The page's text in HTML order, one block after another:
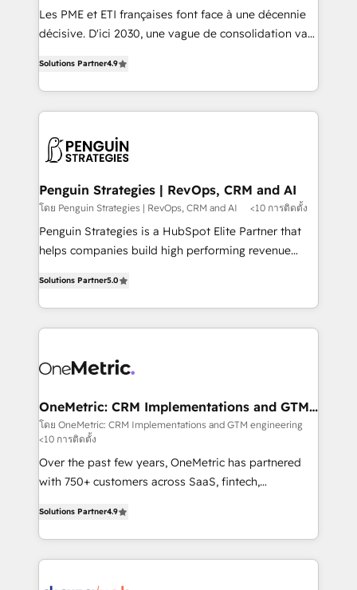
custom development, and extensibility. When you
work with Aptitude 8, you get a team – not an
development, and project management. We have
100% US-based, FTE team members. We offer
migrations from other platforms, systems
integration, extensibility, custom development, and
Les PME et ETI françaises font face à une décennie
décisive. D'ici 2030, une vague de consolidation va
entreprises qui auront réussi leur transformation. Le
problème ? 58% des dirigeants savent que l'IA est
vitale pour leur survie. Mais 57% n'ont aucune
données. C'est le paradoxe français : conscience
Augmentée. Ce n'est pas une entreprise qui utilise
l'IA. C'est une organisation qui a réussi la symbiose
entre l'expertise humaine et l'intelligence artificielle.
Pas pour remplacer l'humain, mais pour l'augmenter.
transformation. D'abord les fondations : des
données unifiées, des processus alignés. Ensuite
vraie performance vient de l'intérieur. Act Inside.
Stand Out.
Solutions Partner4.9
Penguin Strategies | RevOps, CRM and AI
โดย Penguin Strategies | RevOps, CRM and AI <10 การติดตั้ง
Penguin Strategies is a HubSpot Elite Partner that
helps companies build high performing revenue
system environments and global SaaS or
manufacturing teams. Trusted by leading enterprises
and fast growing scale ups including Sony, Rapyd,
Design Automation and Uptive. 📊 RevOps & data
integrations 🤖 AI workflows & enrichment 📘 Team
enablement & company-wide adoption We create
HubSpot environments that teams use with
confidence and that leadership can rely on for
scalable revenue insights.
Solutions Partner5.0
OneMetric: CRM Implementations and GTM
engineering
โดย OneMetric: CRM Implementations and GTM engineering
<10 การติดตั้ง
Over the past few years, OneMetric has partnered
with 750+ customers across SaaS, fintech,
150+ HubSpot-certified experts, we deliver scalable
solutions to complex GTM and RevOps challenges.
Our Expertise 🔹 Onboarding & Implementation:
Solutions Partner4.9